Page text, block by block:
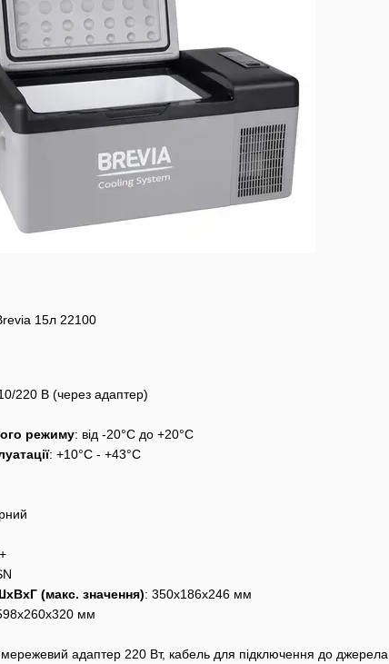
15л 22100
220 В (через адаптер)
режиму: від -20°C до +20°C
: +10°C - +43°C
(макс. значення): 350x186x246 мм
мм
адаптер 220 Вт, кабель для підключення до джерела